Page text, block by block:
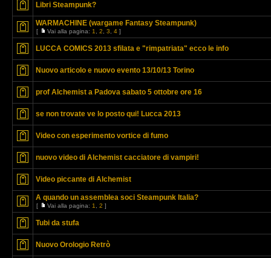
Libri Steampunk?
WARMACHINE (wargame Fantasy Steampunk)
[ Vai alla pagina: 1 2 3 4 ]
LUCCA COMICS 2013 sfilata e "rimpatriata" ecco le info
Nuovo articolo e nuovo evento 13/10/13 Torino
prof Alchemist a Padova sabato 5 ottobre ore 16
se non trovate ve lo posto qui! Lucca 2013
Video con esperimento vortice di fumo
nuovo video di Alchemist cacciatore di vampiri!
Video piccante di Alchemist
A quando un assemblea soci Steampunk Italia?
[ Vai alla pagina: 1 2 ]
Tubi da stufa
Nuovo Orologio Retrò